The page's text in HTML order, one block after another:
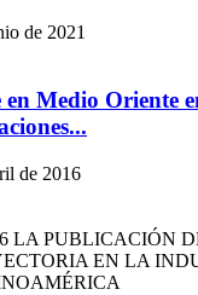
de 2021
en Medio Oriente
de 2016
LA PUBLICACIÓN
EN LA